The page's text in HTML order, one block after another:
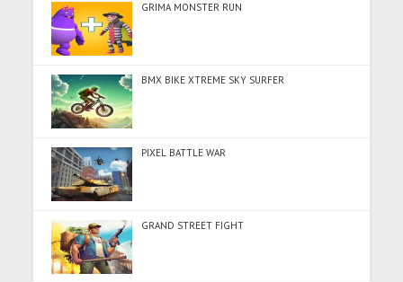
GRIMA MONSTER RUN
BMX BIKE XTREME SKY SURFER
PIXEL BATTLE WAR
GRAND STREET FIGHT